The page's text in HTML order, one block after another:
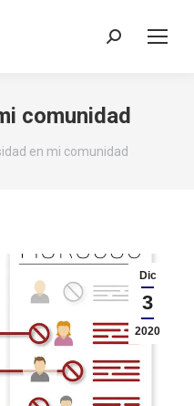
Buscar:
comunidad
en mi comunidad
Dic
3
2020